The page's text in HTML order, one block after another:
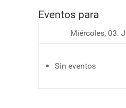
Eventos para
Miércoles, 03.
Sin eventos